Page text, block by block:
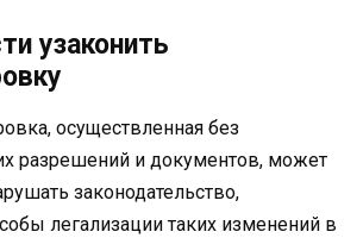
узаконить
осуществленная без
разрешений и документов, может
законодательство,
легализации таких изменений в